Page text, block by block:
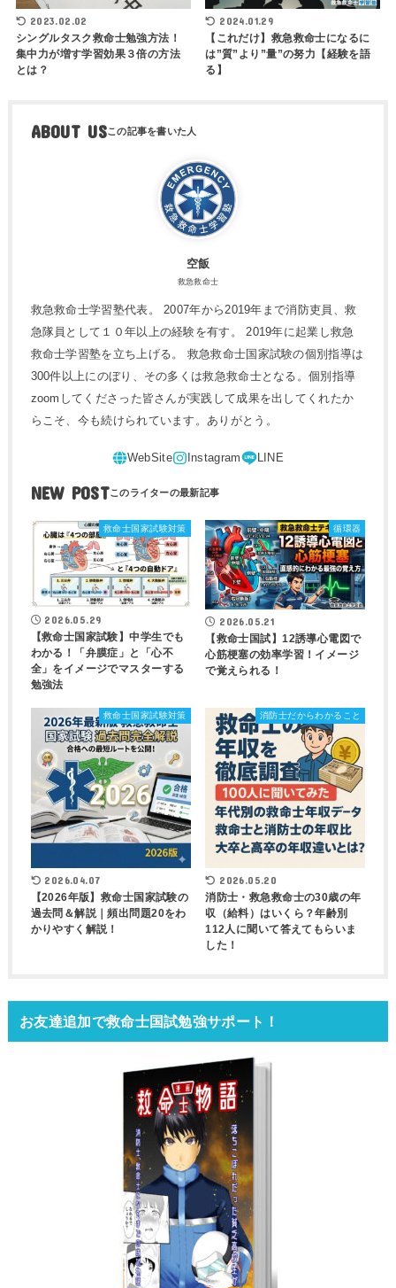
2023.02.02
シングルタスク救命士勉強方法！
集中力が増す学習効果３倍の方法
とは？
2024.01.29
【これだけ】救急救命士になるに
は”質”より”量”の努力【経験を語
る】
ABOUT US
空飯
救急救命士
救急救命士学習塾代表。 2007年から2019年まで消防吏員、救
急隊員として１０年以上の経験を有す。 2019年に起業し救急
救命士学習塾を立ち上げる。 救急救命士国家試験の個別指導は
300件以上にのぼり、その多くは救急救命士となる。個別指導
zoomしてくださった皆さんが実践して成果を出してくれたか
らこそ、今も続けられています。ありがとう。
NEW POST
救命士国家試験対策
2026.05.29
【救命士国家試験】中学生でも
わかる！「弁膜症」と「心不
全」をイメージでマスターする
勉強法
循環器
2026.05.21
【救命士国試】12誘導心電図で
心筋梗塞の効率学習！イメージ
で覚えられる！
救命士国家試験対策
2026.04.07
【2026年版】救命士国家試験の
過去問＆解説｜頻出問題20をわ
かりやすく解説！
消防士だからわかること
2026.05.20
消防士・救急救命士の30歳の年
収（給料）はいくら？年齢別
112人に聞いて答えてもらいま
した！
お友達追加で救命士国試勉強サポート！